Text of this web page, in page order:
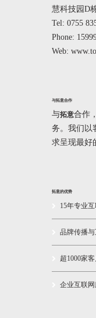
慧科技园D
Tel: 0755
Phone:
Web:
与拓意合作
与拓意合作
务。我们以
求呈现最好
拓意的优势
15年专业
品牌传播
超1000家
企业互联